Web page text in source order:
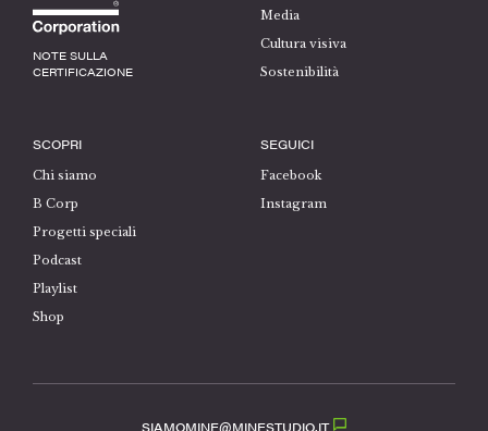
NOTE SULLA
CERTIFICAZIONE
Media
Cultura visiva
Sostenibilità
SCOPRI
Chi siamo
B Corp
Progetti speciali
Podcast
Playlist
Shop
SEGUICI
Facebook
Instagram
SIAMOMINE@MINESTUDIO.IT